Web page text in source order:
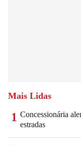
Mais Lidas
1 Concessionária
estradas